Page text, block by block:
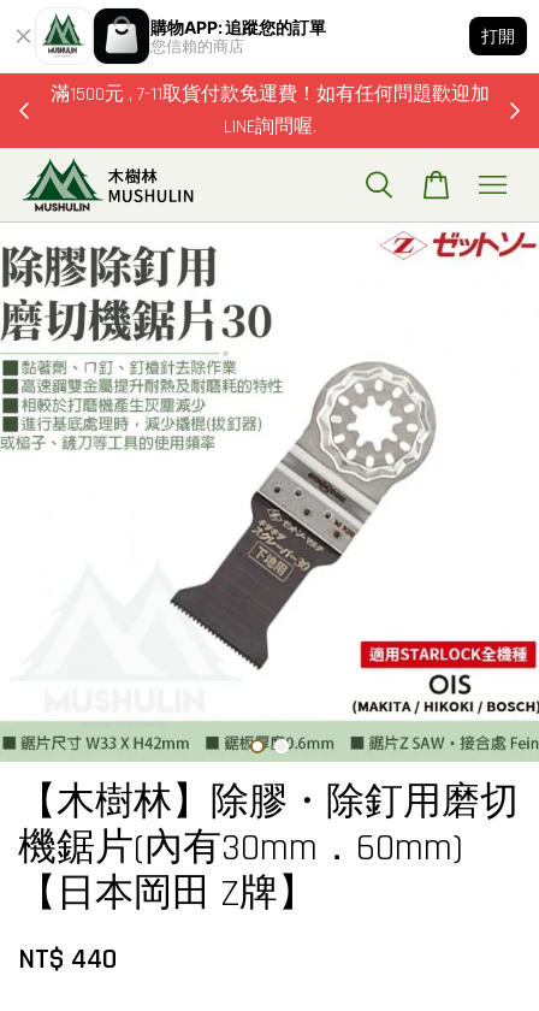
購物APP: 追蹤您的訂單
您信賴的商店
打開
滿1500元 , 7-11取貨付款免運費！如有任何問題歡迎加
LINE詢問喔.
【木樹林】除膠・除釘用磨切
機鋸片(內有30mm．60mm)
【日本岡田 Z牌】
NT$ 440